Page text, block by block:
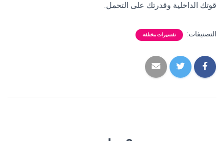
قوتك الداخلية وقدرتك على التحمل.
التصنيفات: تفسيرات مختلفة